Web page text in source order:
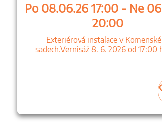
Po 08.06.26 17:00 - Ne
20:00
Exteriérová instalace v
sadech.Vernisáž 8. 6. 2026 od 17:00